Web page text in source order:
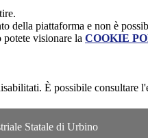
della piattaforma e non è
visionare la COOKIE
È possibile consultare
Statale di Urbino